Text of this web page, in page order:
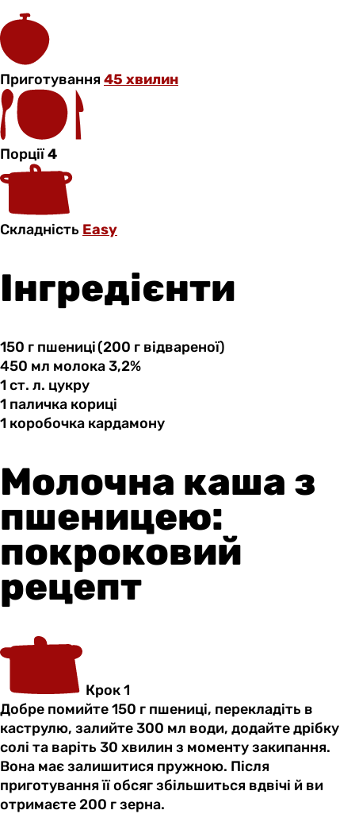
Приготування45 хвилин
Порції4
Складність Easy
Інгредієнти
150 г пшениці (200 г відвареної)
450 мл молока3,2%
1 ст. л. цукру
1 паличка кориці
1 коробочка кардамону
Молочна каша з
пшеницею:
покроковий
рецепт
Крок 1
Добре помийте 150 г пшениці, перекладіть в
каструлю, залийте 300 мл води, додайте дрібку
солі та варіть 30 хвилин з моменту закипання.
Вона має залишитися пружною. Після
приготування її обсяг збільшиться вдвічі й ви
отримаєте 200 г зерна.